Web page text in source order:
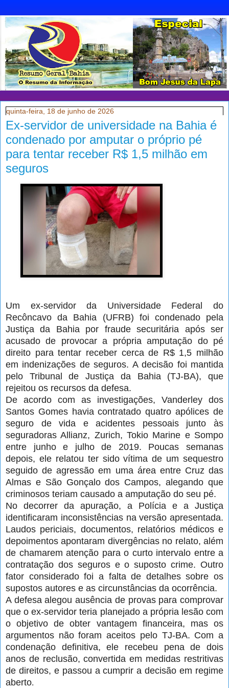
quinta-feira, 18 de junho de 2026
Ex-servidor de universidade na Bahia é
condenado por amputar o próprio pé
para tentar receber R$ 1,5 milhão em
seguros
Um ex-servidor da Universidade Federal do
Recôncavo da Bahia (UFRB) foi condenado pela
Justiça da Bahia por fraude securitária após ser
acusado de provocar a própria amputação do pé
direito para tentar receber cerca de R$ 1,5 milhão
em indenizações de seguros. A decisão foi mantida
pelo Tribunal de Justiça da Bahia (TJ-BA), que
rejeitou os recursos da defesa.
De acordo com as investigações, Vanderley dos
Santos Gomes havia contratado quatro apólices de
seguro de vida e acidentes pessoais junto às
seguradoras Allianz, Zurich, Tokio Marine e Sompo
entre junho e julho de 2019. Poucas semanas
depois, ele relatou ter sido vítima de um sequestro
seguido de agressão em uma área entre Cruz das
Almas e São Gonçalo dos Campos, alegando que
criminosos teriam causado a amputação do seu pé.
No decorrer da apuração, a Polícia e a Justiça
identificaram inconsistências na versão apresentada.
Laudos periciais, documentos, relatórios médicos e
depoimentos apontaram divergências no relato, além
de chamarem atenção para o curto intervalo entre a
contratação dos seguros e o suposto crime. Outro
fator considerado foi a falta de detalhes sobre os
supostos autores e as circunstâncias da ocorrência.
A defesa alegou ausência de provas para comprovar
que o ex-servidor teria planejado a própria lesão com
o objetivo de obter vantagem financeira, mas os
argumentos não foram aceitos pelo TJ-BA. Com a
condenação definitiva, ele recebeu pena de dois
anos de reclusão, convertida em medidas restritivas
de direitos, e passou a cumprir a decisão em regime
aberto.